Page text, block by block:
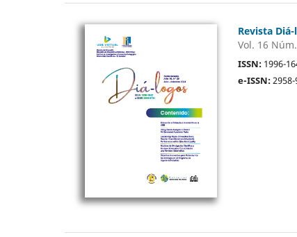
Revista
Vol. 16
ISSN: 1996-
e-ISSN: